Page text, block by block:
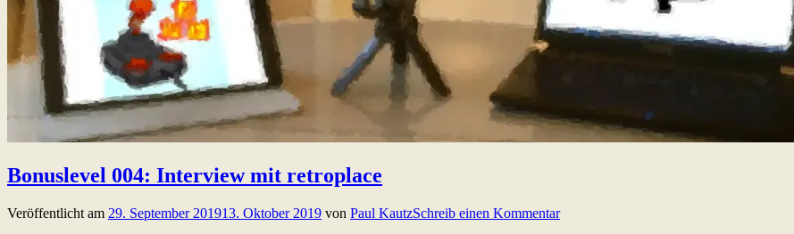
Bonuslevel 004: Interview mit retroplace
Veröffentlicht am 29. September 201913. Oktober 2019 von Paul KautzSchreib einen Kommentar